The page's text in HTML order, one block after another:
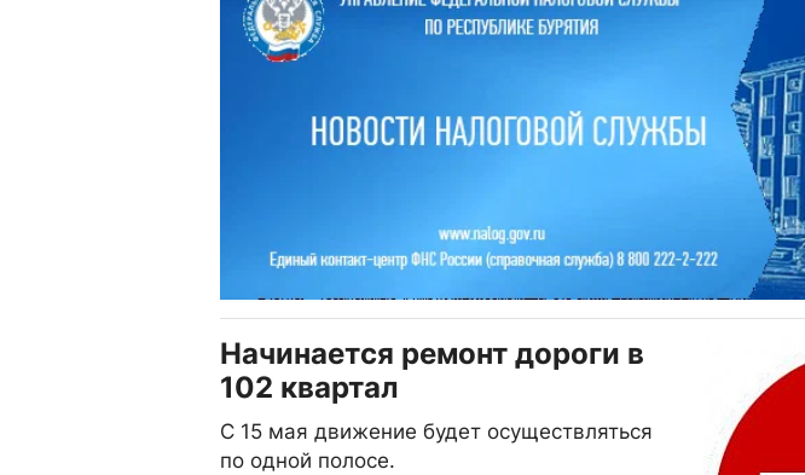
Начинается ремонт дороги в
102 квартал
С 15 мая движение будет осуществляться
по одной полосе.